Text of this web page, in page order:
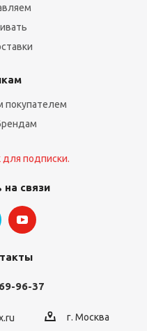
покупателем
для подписки.
на связи
96-37
г. Москва